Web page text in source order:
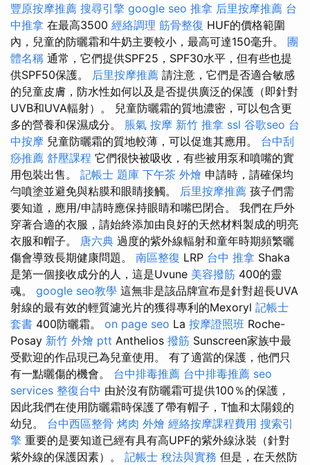
豐原按摩推薦 搜尋引擎 google seo 推拿 后里按摩推薦 台
中推拿 在最高3500 經絡調理 筋骨整復 HUF的價格範圍
內，兒童的防曬霜和牛奶主要較小，最高可達150毫升。 團
體名稱 通常，它們提供SPF25，SPF30水平，但有些也提
供SPF50保護。 后里按摩推薦 請注意，它們是否適合敏感
的兒童皮膚，防水性如何以及是否提供廣泛的保護（即針對
UVB和UVA輻射）。 兒童防曬霜的質地濃密，可以包含更
多的營養和保濕成分。 脹氣 按摩 新竹 推拿 ssl 谷歌seo 台
中按摩 兒童防曬霜的質地較薄，可以促進其應用。 台中刮
痧推薦 舒壓課程 它們很快被吸收，有些被用泵和噴嘴的實
用包裝出售。 記帳士 題庫 下午茶 外燴 申請時，請確保均
勻噴塗並避免與粘膜和眼睛接觸。 后里按摩推薦 孩子們需
要知道，應用/申請時應保持眼睛和嘴巴閉合。 我們在戶外
穿著合適的衣服，請始終添加由良好的天然材料製成的明亮
衣服和帽子。 唐六典 過度的紫外線輻射和童年時期頻繁曬
傷會導致長期健康問題。 南區整復 LRP 台中 推拿 Shaka
是第一個接收成分的人，這是Uvune 美容撥筋 400的靈
魂。 google seo教學 這無非是該品牌宣布是針對超長UVA
射線的最有效的輕質濾光片的獲得專利的Mexoryl 記帳士
套書 400防曬霜。 on page seo La 按摩證照班 Roche-
Posay 新竹 外燴 ptt Anthelios 撥筋 Sunscreen家族中最
受歡迎的作品現已為兒童使用。 有了適當的保護，他們只
有一點曬傷的機會。 台中排毒推薦 台中排毒推薦 seo
services 整復台中 由於沒有防曬霜可提供100％的保護，
因此我們在使用防曬霜時保護了帶有帽子，T恤和太陽鏡的
幼兒。 台中西區整骨 烤肉 外燴 經絡按摩課程費用 搜索引
擎 重要的是要知道已經有具有高UPF的紫外線泳裝（針對
紫外線的保護因素）。 記帳士 稅法與實務 但是，在天然防